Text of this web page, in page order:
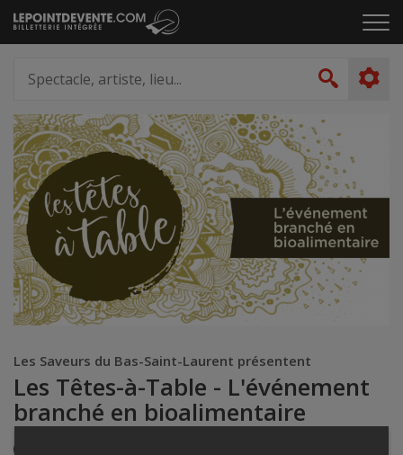
Passer
au
le
artiste,
lieu...
Les Saveurs du Bas-Saint-Laurent présentent
Les Têtes-à-Table - L'événement
branché en bioalimentaire